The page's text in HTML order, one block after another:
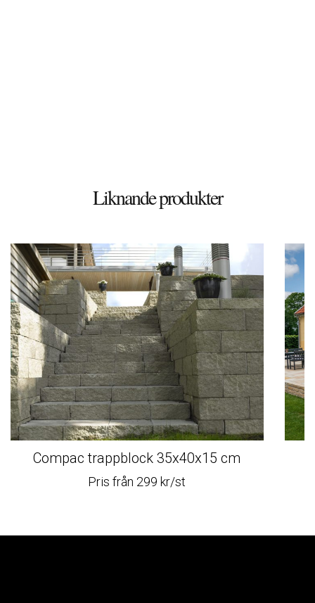
Liknande produkter
Compac trappblock 35x40x15 cm
Pris från 299 kr/st